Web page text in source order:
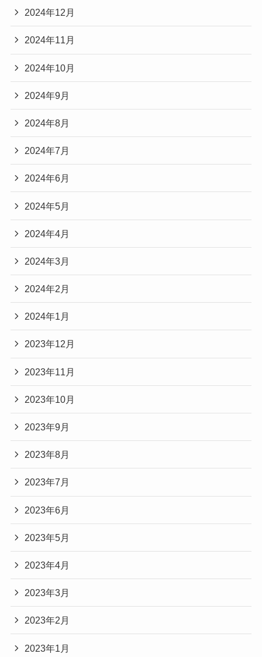
2024年12月
2024年11月
2024年10月
2024年9月
2024年8月
2024年7月
2024年6月
2024年5月
2024年4月
2024年3月
2024年2月
2024年1月
2023年12月
2023年11月
2023年10月
2023年9月
2023年8月
2023年7月
2023年6月
2023年5月
2023年4月
2023年3月
2023年2月
2023年1月